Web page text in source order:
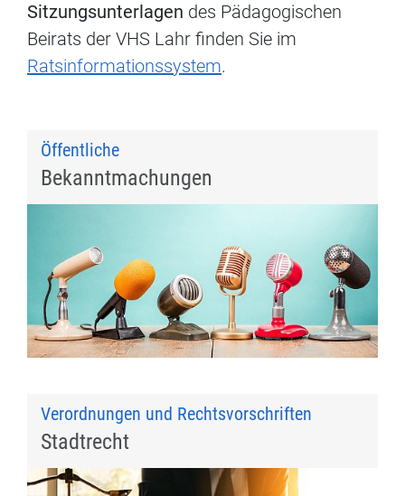
Sitzungsunterlagen des Pädagogischen
Beirats der VHS Lahr finden Sie im
Ratsinformationssystem.
Öffentliche
Bekanntmachungen
Verordnungen und Rechtsvorschriften
Stadtrecht